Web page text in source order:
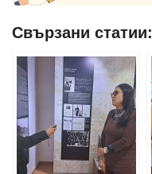
Свързани статии: